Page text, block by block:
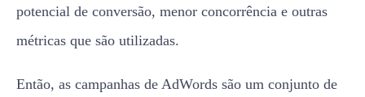
várias palavras-chave, que fazem parte da estratégia de
links patrocinados da sua empresa, que por sua vez tem
como objetivo gerar leads, clientes e, por fim, aumentar